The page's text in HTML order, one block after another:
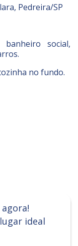
Pedreira/SP
social,
no fundo.
ideal